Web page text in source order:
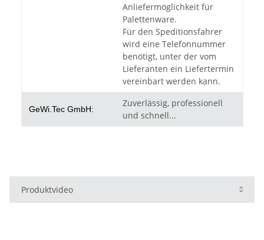
Anliefermöglichkeit für
Palettenware.
Für den Speditionsfahrer
wird eine Telefonnummer
benötigt, unter der vom
Lieferanten ein Liefertermin
vereinbart werden kann.
GeWi.Tec GmbH:
Zuverlässig, professionell
und schnell...
Produktvideo